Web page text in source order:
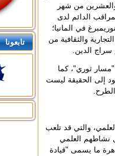
من شهر
الدائم لدى
في المانيا؛
والثقافية من
سراج الدين.
ثوري"، كما
إلى الحقيقة ليست
والتي قد تلعب
نشاطهم العلمي
ما يسمى "قيادة
تابعونا